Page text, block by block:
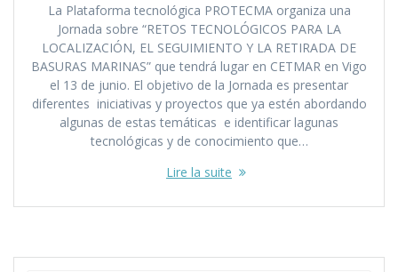
La Plataforma tecnológica PROTECMA organiza una
Jornada sobre “RETOS TECNOLÓGICOS PARA LA
LOCALIZACIÓN, EL SEGUIMIENTO Y LA RETIRADA DE
BASURAS MARINAS” que tendrá lugar en CETMAR en Vigo
el 13 de junio. El objetivo de la Jornada es presentar
diferentes iniciativas y proyectos que ya estén abordando
algunas de estas temáticas e identificar lagunas
tecnológicas y de conocimiento que…
Lire la suite